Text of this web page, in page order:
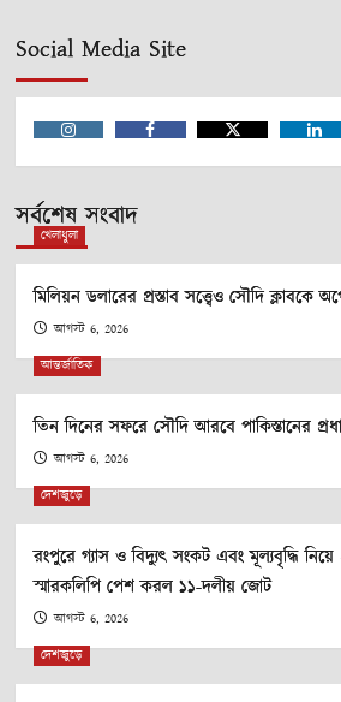
Social Media Site
Instagram Facebook Twitter
সর্বশেষ সংবাদ
খেলাধুলা
মিলিয়ন ডলারের প্রস্তাব সত্ত্বেও সৌদি ক্লাবকে
আগস্ট 6, 2026
আন্তর্জাতিক
তিন দিনের সফরে সৌদি আরবে পাকিস্তানের
আগস্ট 6, 2026
দেশজুড়ে
রংপুরে গ্যাস ও বিদ্যুৎ সংকট এবং মূল্যবৃদ্ধি নিয়ে
স্মারকলিপি পেশ করল ১১-দলীয় জোট
আগস্ট 6, 2026
দেশজুড়ে